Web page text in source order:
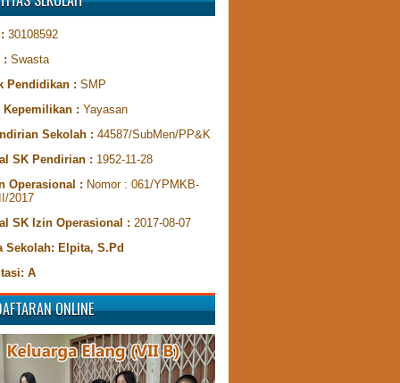
30108592
: Swasta
Pendidikan : SMP
Kepemilikan : Yayasan
Sekolah : 44587/SubMen/PP&K
SK Pendirian : 1952-11-28
Operasional : Nomor : 061/YPMKB-
2017
SK Izin Operasional : 2017-08-07
Sekolah: Elpita, S.Pd
A
ONLINE